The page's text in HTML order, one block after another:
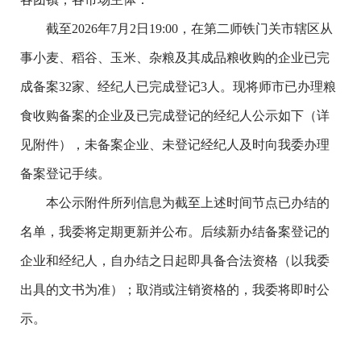
截至2026年7月2日19:00，在第二师铁门关市辖区从
事小麦、稻谷、玉米、杂粮及其成品粮收购的企业已完
成备案32家、经纪人已完成登记3人。现将师市已办理粮
食收购备案的企业及已完成登记的经纪人公示如下（详
见附件），未备案企业、未登记经纪人及时向我委办理
备案登记手续。
本公示附件所列信息为截至上述时间节点已办结的
名单，我委将定期更新并公布。后续新办结备案登记的
企业和经纪人，自办结之日起即具备合法资格（以我委
出具的文书为准）；取消或注销资格的，我委将即时公
示。